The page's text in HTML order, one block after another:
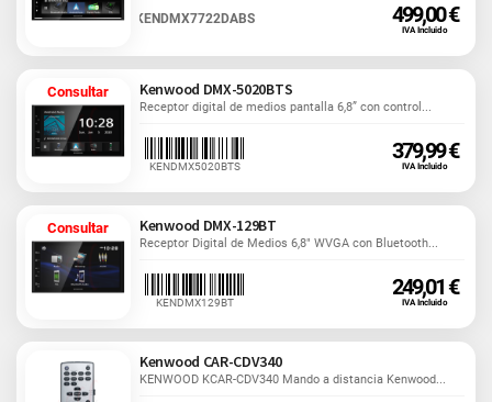
KENDMX7722DABS 499,00 €
IVA Incluido
Consultar Kenwood DMX-5020BTS
Receptor digital de medios pantalla 6,8” con control...
KENDMX5020BTS
379,99 €
IVA Incluido
Consultar Kenwood DMX-129BT
Receptor Digital de Medios 6,8" WVGA con Bluetooth...
KENDMX129BT
249,01 €
IVA Incluido
Kenwood CAR-CDV340
KENWOOD KCAR-CDV340 Mando a distancia Kenwood...